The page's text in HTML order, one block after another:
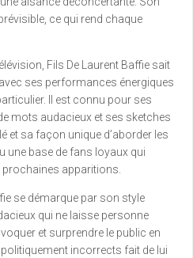
ce qui rend chaque
Fils De Laurent Baffie sait
ses performances énergiques
Il est connu pour ses
mots audacieux et ses sketches
et sa façon unique d’aborder les
une base de fans loyaux qui
apparitions.
se démarque par son style
qui ne laisse personne
et surprendre le public en
incorrects fait de lui